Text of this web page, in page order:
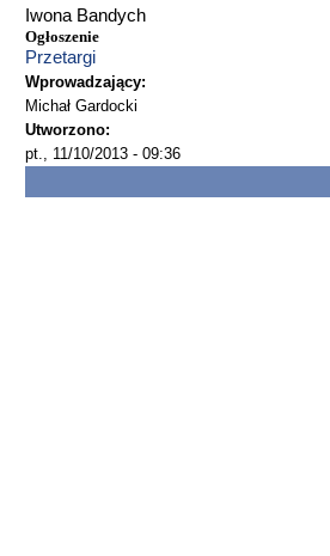
Iwona Bandych
Ogłoszenie
Przetargi
Wprowadzający:
Michał Gardocki
Utworzono:
pt., 11/10/2013 - 09:36